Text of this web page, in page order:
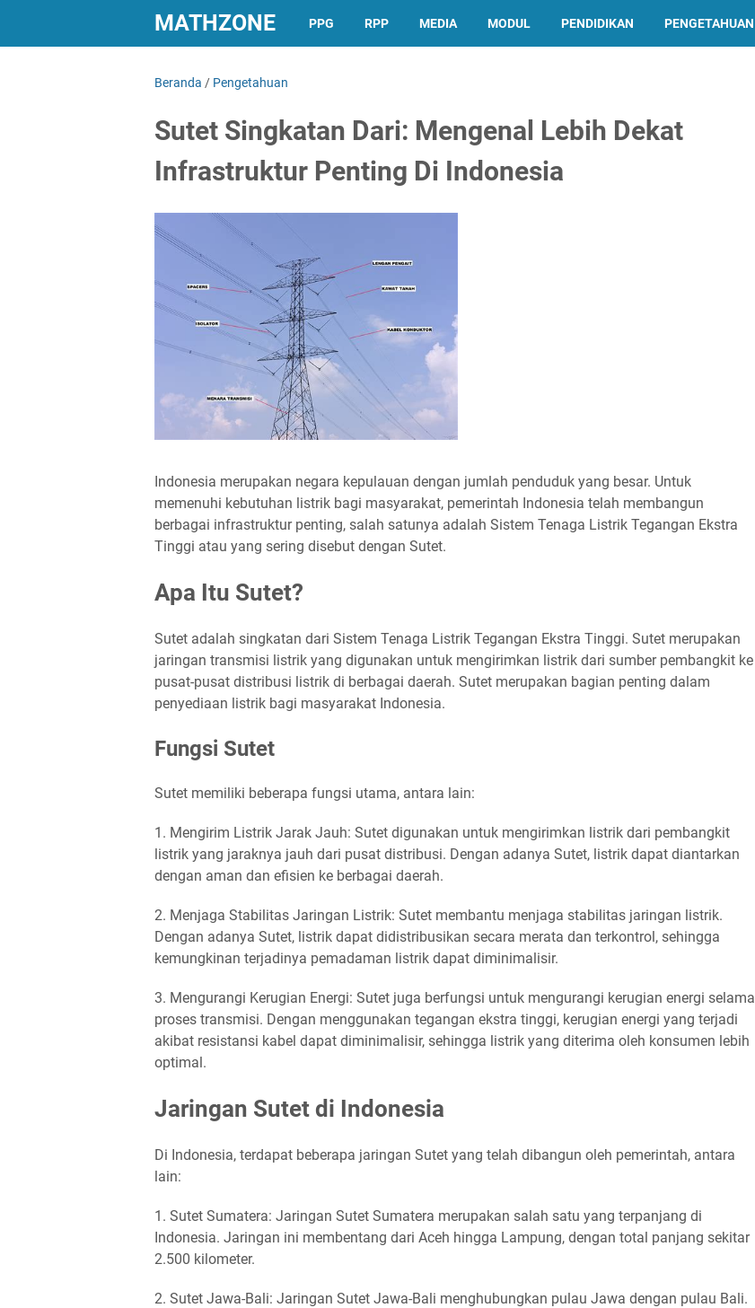
MATHZONE PPG RPP MEDIA MODUL PENDIDIKAN PENGETAHUAN
Beranda / Pengetahuan
Sutet Singkatan Dari: Mengenal Lebih Dekat
Infrastruktur Penting Di Indonesia
Indonesia merupakan negara kepulauan dengan jumlah penduduk yang besar. Untuk
memenuhi kebutuhan listrik bagi masyarakat, pemerintah Indonesia telah membangun
berbagai infrastruktur penting, salah satunya adalah Sistem Tenaga Listrik Tegangan Ekstra
Tinggi atau yang sering disebut dengan Sutet.
Apa Itu Sutet?
Sutet adalah singkatan dari Sistem Tenaga Listrik Tegangan Ekstra Tinggi. Sutet merupakan
jaringan transmisi listrik yang digunakan untuk mengirimkan listrik dari sumber pembangkit ke
pusat-pusat distribusi listrik di berbagai daerah. Sutet merupakan bagian penting dalam
penyediaan listrik bagi masyarakat Indonesia.
Fungsi Sutet
Sutet memiliki beberapa fungsi utama, antara lain:
1. Mengirim Listrik Jarak Jauh: Sutet digunakan untuk mengirimkan listrik dari pembangkit
listrik yang jaraknya jauh dari pusat distribusi. Dengan adanya Sutet, listrik dapat diantarkan
dengan aman dan efisien ke berbagai daerah.
2. Menjaga Stabilitas Jaringan Listrik: Sutet membantu menjaga stabilitas jaringan listrik.
Dengan adanya Sutet, listrik dapat didistribusikan secara merata dan terkontrol, sehingga
kemungkinan terjadinya pemadaman listrik dapat diminimalisir.
3. Mengurangi Kerugian Energi: Sutet juga berfungsi untuk mengurangi kerugian energi selama
proses transmisi. Dengan menggunakan tegangan ekstra tinggi, kerugian energi yang terjadi
akibat resistansi kabel dapat diminimalisir, sehingga listrik yang diterima oleh konsumen lebih
optimal.
Jaringan Sutet di Indonesia
Di Indonesia, terdapat beberapa jaringan Sutet yang telah dibangun oleh pemerintah, antara
lain:
1. Sutet Sumatera: Jaringan Sutet Sumatera merupakan salah satu yang terpanjang di
Indonesia. Jaringan ini membentang dari Aceh hingga Lampung, dengan total panjang sekitar
2.500 kilometer.
2. Sutet Jawa-Bali: Jaringan Sutet Jawa-Bali menghubungkan pulau Jawa dengan pulau Bali.